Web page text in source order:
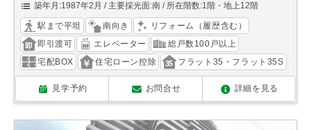
築年月:1987年2月
主要採光面:南 所在階数:1階・地上12階
駅まで平坦 南向き
リフォーム（履歴含む）
即引渡可
エレベーター
総戸数100戸以上
宅配BOX
住宅ローン控除 フラット35・フラット35S
見学予約 お問合せ 詳細を見る